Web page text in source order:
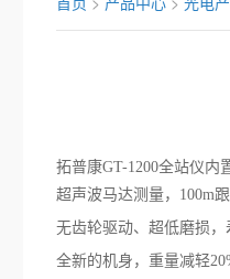
拓普康GT-1200全站仪内
超声波马达测量，100m
无齿轮驱动、超低磨损，
全新的机身，重量减轻